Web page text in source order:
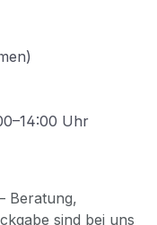
Uhr
Beratung,
sind bei uns